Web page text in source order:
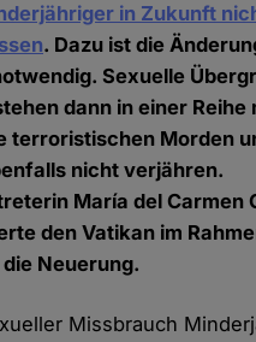
in Zukunft
. Dazu ist die
Sexuelle
dann in einer Reihe
terroristischen Morden
nicht verjähren.
María del Carmen
den Vatikan im
Neuerung.
Missbrauch